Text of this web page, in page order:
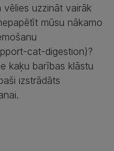
uzzināt vairāk
mūsu nākamo
cat-digestion)?
kaķu barības klāstu
izstrādāts